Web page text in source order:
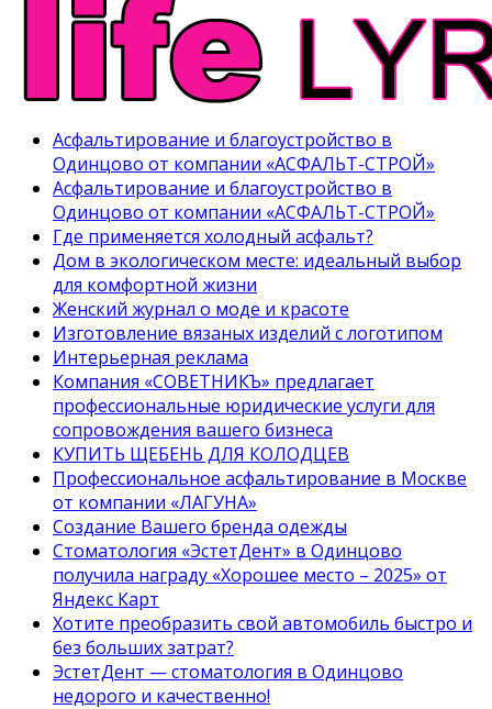
Асфальтирование и благоустройство в
Одинцово от компании «АСФАЛЬТ-СТРОЙ»
Асфальтирование и благоустройство в
Одинцово от компании «АСФАЛЬТ-СТРОЙ»
Где применяется холодный асфальт?
Дом в экологическом месте: идеальный выбор
для комфортной жизни
Женский журнал о моде и красоте
Изготовление вязаных изделий с логотипом
Интерьерная реклама
Компания «СОВЕТНИКЪ» предлагает
профессиональные юридические услуги для
сопровождения вашего бизнеса
КУПИТЬ ЩЕБЕНЬ ДЛЯ КОЛОДЦЕВ
Профессиональное асфальтирование в Москве
от компании «ЛАГУНА»
Создание Вашего бренда одежды
Стоматология «ЭстетДент» в Одинцово
получила награду «Хорошее место – 2025» от
Яндекс Карт
Хотите преобразить свой автомобиль быстро и
без больших затрат?
ЭстетДент — стоматология в Одинцово
недорого и качественно!